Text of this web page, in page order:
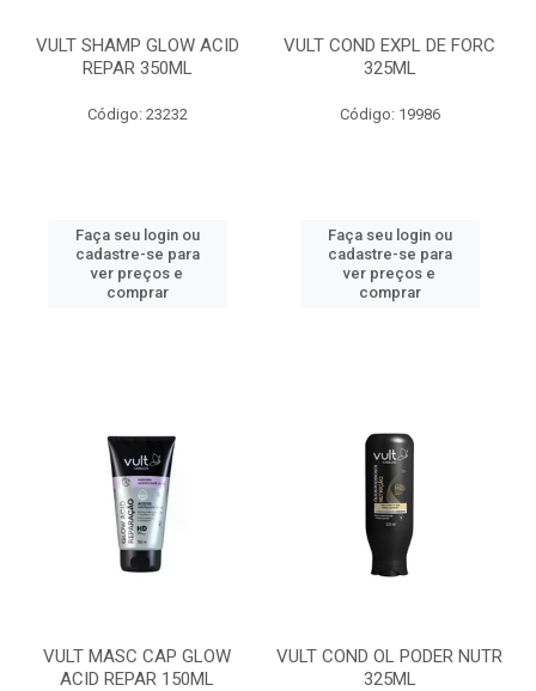
VULT SHAMP GLOW ACID
REPAR 350ML
Código: 23232
Faça seu login ou
cadastre-se para
ver preços e
comprar
VULT COND EXPL DE FORC
325ML
Código: 19986
Faça seu login ou
cadastre-se para
ver preços e
comprar
VULT MASC CAP GLOW
ACID REPAR 150ML
VULT COND OL PODER NUTR
325ML